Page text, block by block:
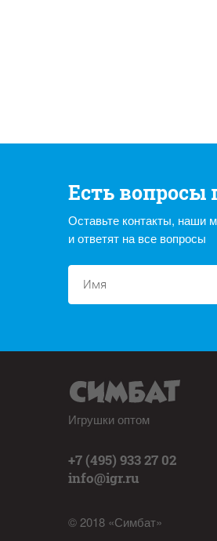
Есть вопросы
Оставьте контакты, наши
и ответят на все вопросы
Игрушки оптом
+7 (495) 933 27 02
info@igr.ru
© 2018 «Симбат»